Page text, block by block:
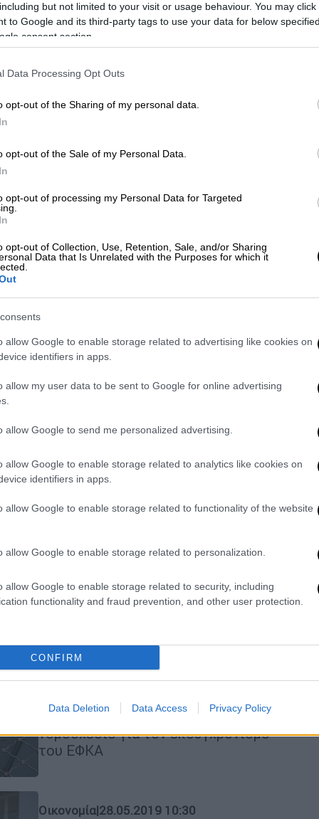
but not limited to your visit or usage behaviour. You may
to Google and its third-party tags to use your data for below
consent section.
Data Processing Opt Outs
opt-out of the Sharing of my personal data.
opt-out of the Sale of my Personal Data.
opt-out of processing my Personal Data for Targeted
opt-out of Collection, Use, Retention, Sale, and/or Sharing
Data that Is Unrelated with the Purposes for which it
allow Google to enable storage related to advertising like cookies on
identifiers in apps.
allow my user data to be sent to Google for online advertising
allow Google to send me personalized advertising.
allow Google to enable storage related to analytics like cookies on
identifiers in apps.
allow Google to enable storage related to functionality of the website
allow Google to enable storage related to personalization.
allow Google to enable storage related to security, including
functionality and fraud prevention, and other user protection.
CONFIRM
Data Deletion Data Access Privacy Policy
Οικονομία|01.02.2023 19:22
ΕΦΚΑ: Για ποιους παρατείνεται η
ασφαλιστική ικανότητα - «Ανάσα»
και για όσους χρωστούν
Τι προβλέπει τροπολογία
μισθωτοί μένουν χωρίς περίθαλψη
διατήρηση της ασφαλιστικής
ικανότητας
Οικονομία|10.03.2022 07:10
ασφαλιστική ικανότητα
συστημάτων ΕΦΚΑ-ΚΕΑΟ
Οικονομία|16.02.2022 09:58
αλλάζει στο επίδομα ανεργίας για
εποχιακούς
Οι κυριότερες ρυθμίσεις των
τροπολογιών που κατατέθηκαν στο
νομοσχέδιο για τον εκσυγχρονισμό
του ΕΦΚΑ
Οικονομία|28.05.2019 10:30